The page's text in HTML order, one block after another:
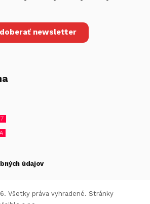
newsletter
údajov
Všetky práva vyhradené. Stránky